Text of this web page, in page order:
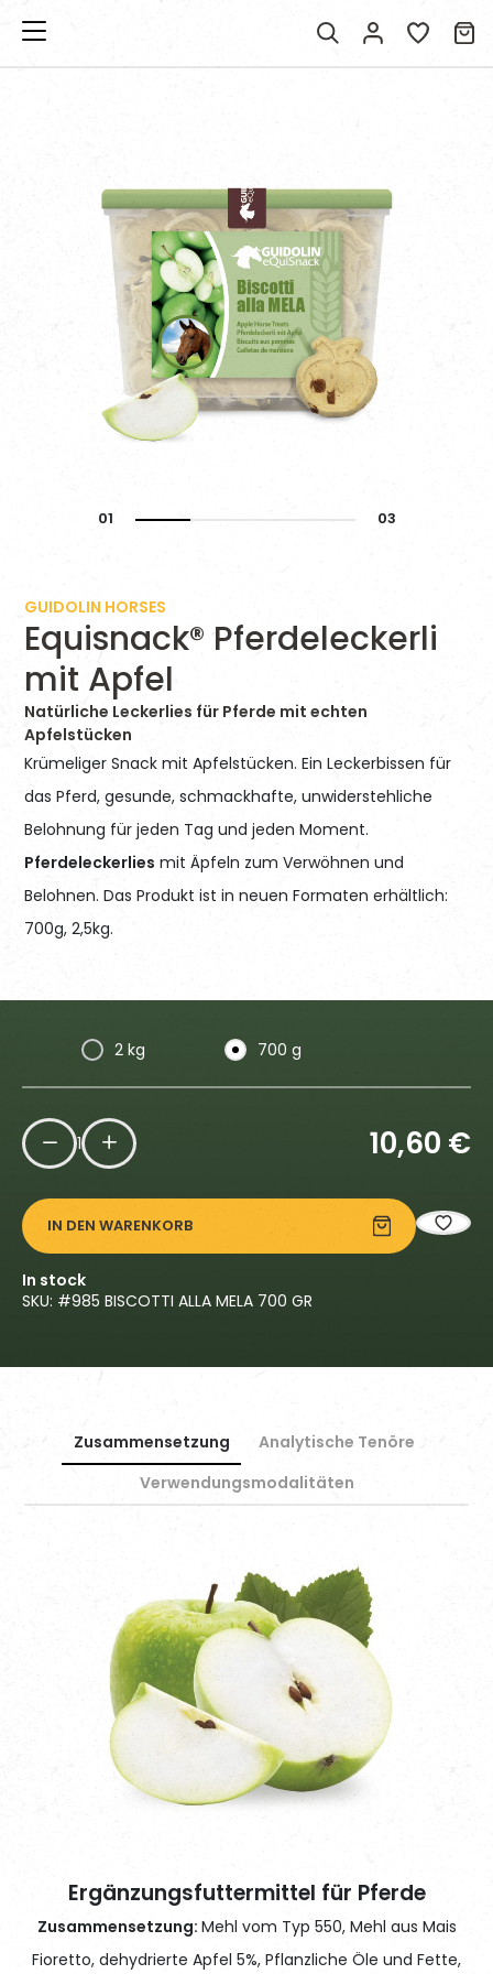
GUIDOLIN HORSES
Equisnack® Pferdeleckerli
mit Apfel
Natürliche Leckerlies für Pferde mit echten
Apfelstücken
Krümeliger Snack mit Apfelstücken. Ein Leckerbissen für
das Pferd, gesunde, schmackhafte, unwiderstehliche
Belohnung für jeden Tag und jeden Moment.
Pferdeleckerlies mit Äpfeln zum Verwöhnen und
Belohnen. Das Produkt ist in neuen Formaten erhältlich:
700g, 2,5kg.
2 kg 700 g
10,60 €
1
IN DEN WARENKORB
In stock
SKU: #985 BISCOTTI ALLA MELA 700 GR
Zusammensetzung
Analytische Tenöre
Verwendungsmodalitäten
Ergänzungsfuttermittel für Pferde
Zusammensetzung: Mehl vom Typ 550, Mehl aus Mais
Fioretto, dehydrierte Apfel 5%, Pflanzliche Öle und Fette,